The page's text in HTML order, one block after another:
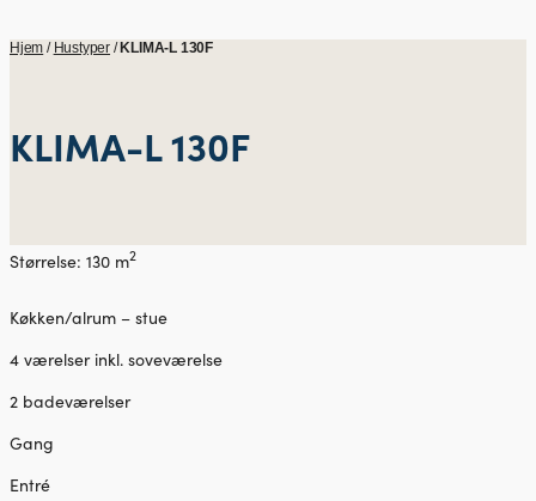
Hjem / Hustyper / KLIMA-L 130F
KLIMA-L 130F
Størrelse: 130 m2
Køkken/alrum – stue
4 værelser inkl. soveværelse
2 badeværelser
Gang
Entré